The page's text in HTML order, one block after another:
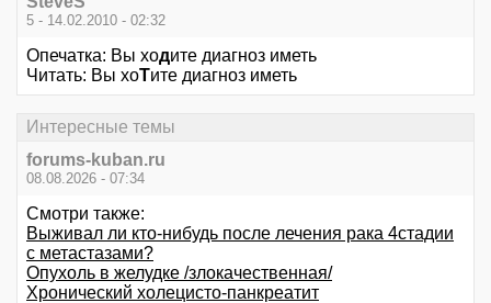
5 - 14.02.2010 - 02:32
Опечатка: Вы ходите диагноз иметь
Читать: Вы хоТите диагноз иметь
Интересные темы
forums-kuban.ru
08.08.2026 - 07:34
Смотри также:
Выживал ли кто-нибудь после лечения рака 4стадии
с метастазами?
Опухоль в желудке /злокачественная/
Хронический холецисто-панкреатит